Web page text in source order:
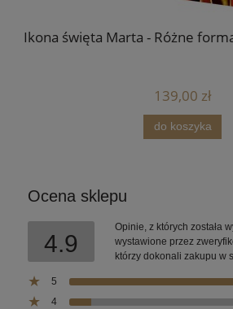
Ikona święta Marta - Różne
139,00 zł
do koszyka
Ocena sklepu
4.9
Opinie, z których została
wystawione przez
którzy dokonali zakupu w
5
4